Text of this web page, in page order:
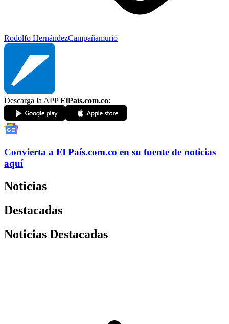
Rodolfo HernándezCampañamurió
Descarga la APPElPaís.com.co:
Convierta a El País.com.co en su fuente de noticias
aquí
Noticias
Destacadas
Noticias Destacadas